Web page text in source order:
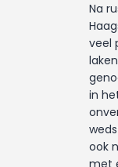
Na
veel
in
ook